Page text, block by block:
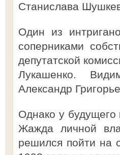
Станислава
Один из
соперниками
депутатской
Лукашенко.
Александр
Однако у
Жажда личной
решился пойти на